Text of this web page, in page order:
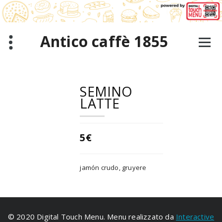
Saltar
al
contenido
Antico caffè 1855
SEMINO
LATTE
5€
jamón crudo, gruyere
© 2020 Digital Touch Menu. Menu realizzato da Interactive